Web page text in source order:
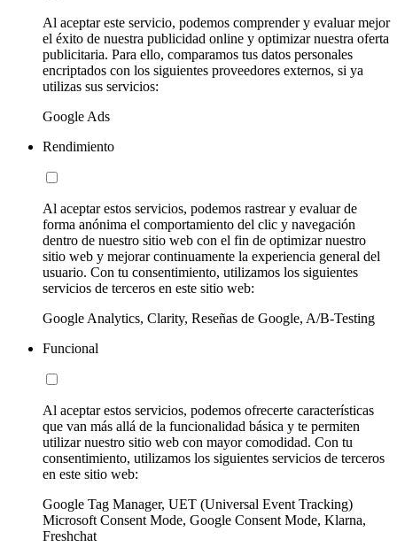
Al aceptar este servicio, podemos comprender y evaluar mejor
el éxito de nuestra publicidad online y optimizar nuestra oferta
publicitaria. Para ello, comparamos tus datos personales
encriptados con los siguientes proveedores externos, si ya
utilizas sus servicios:
Google Ads
Rendimiento
Al aceptar estos servicios, podemos rastrear y evaluar de
forma anónima el comportamiento del clic y navegación
dentro de nuestro sitio web con el fin de optimizar nuestro
sitio web y mejorar continuamente la experiencia general del
usuario. Con tu consentimiento, utilizamos los siguientes
servicios de terceros en este sitio web:
Google Analytics, Clarity, Reseñas de Google, A/B-Testing
Funcional
Al aceptar estos servicios, podemos ofrecerte características
que van más allá de la funcionalidad básica y te permiten
utilizar nuestro sitio web con mayor comodidad. Con tu
consentimiento, utilizamos los siguientes servicios de terceros
en este sitio web:
Google Tag Manager, UET (Universal Event Tracking)
Microsoft Consent Mode, Google Consent Mode, Klarna,
Freshchat